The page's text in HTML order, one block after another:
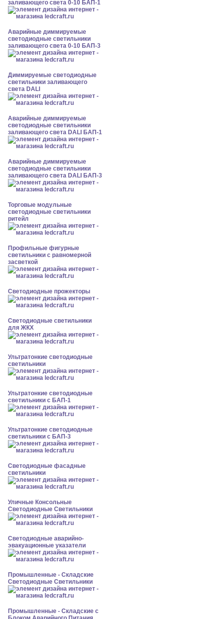
заливающего света 0-10 БАП-1
Аварийные диммируемые
светодиодные светильники
заливающего света 0-10 БАП-3
Диммируемые светодиодные
светильники заливающего
света DALI
Аварийные диммируемые
светодиодные светильники
заливающего света DALI БАП-1
Аварийные диммируемые
светодиодные светильники
заливающего света DALI БАП-3
Торговые модульные
светодиодные светильники
ритейл
Профильные фигурные
светильники с равномерной
засветкой
Светодиодные прожекторы
Светодиодные светильники
для ЖКХ
Ультратонкие светодиодные
светильники
Ультратонкие светодиодные
светильники с БАП-1
Ультратонкие светодиодные
светильники с БАП-3
Светодиодные фасадные
светильники
Уличные Консольные
Светодиодные Светильники
Светодиодные аварийно-
эвакуационные указатели
Промышленные - Складские
Светодиодные Светильники
Промышленные - Складские с